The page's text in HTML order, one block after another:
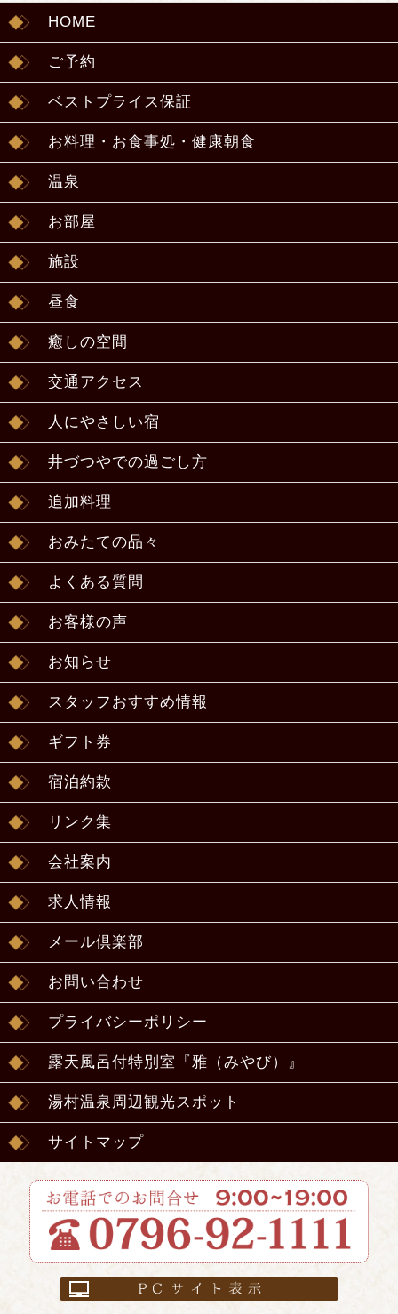
HOME
ご予約
ベストプライス保証
お料理・お食事処・健康朝食
温泉
お部屋
施設
昼食
癒しの空間
交通アクセス
人にやさしい宿
井づつやでの過ごし方
追加料理
おみたての品々
よくある質問
お客様の声
お知らせ
スタッフおすすめ情報
ギフト券
宿泊約款
リンク集
会社案内
求人情報
メール倶楽部
お問い合わせ
プライバシーポリシー
露天風呂付特別室『雅（みやび）』
湯村温泉周辺観光スポット
サイトマップ